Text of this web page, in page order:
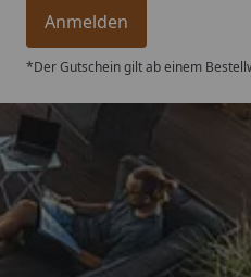
Anmelden
*Der Gutschein gilt ab einem
Trusted